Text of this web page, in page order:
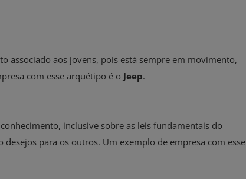
associado aos jovens, pois está sempre em movimento,
com esse arquétipo é o Jeep.
inclusive sobre as leis fundamentais do
para os outros. Um exemplo de empresa com esse